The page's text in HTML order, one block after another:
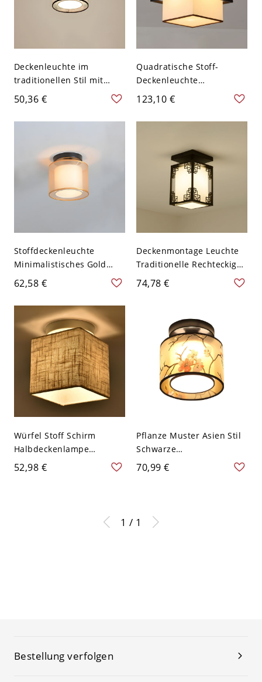
Deckenleuchte im
traditionellen Stil mit
Stoff und geometrischem
Muster - Grün 110V-120V
ohne Franse Rund
50,36 €
Quadratische Stoff-
Deckenleuchte
Traditionelle Flur-
Deckenlampe in Schwarz -
Schwarz 110V-120V 1
123,10 €
Stoffdeckenleuchte
Minimalistisches Gold
Geometrisches
Deckenleuchtenarmatur -
Golden 110V-120V Rund
62,58 €
Deckenmontage Leuchte
Traditionelle Rechteckige
Stoff Halbflächenmontage
Deckenleuchte - Schwarz
74,78 €
Würfel Stoff Schirm
Halbdeckenlampe
Traditionaler Stil Drei
Farbe 1-Kopf
52,98 €
Pflanze Muster Asien Stil
Schwarze
Halbdeckenlampe
Traditionaler Stil Beige
110V-120V Rund
70,99 €
1 / 1
Bestellung verfolgen